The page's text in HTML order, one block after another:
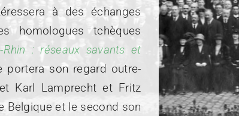
à des échanges
homologues tchèques
Rhin : réseaux savants et
portera son regard outre-
Karl Lamprecht et Fritz
Belgique et le second son